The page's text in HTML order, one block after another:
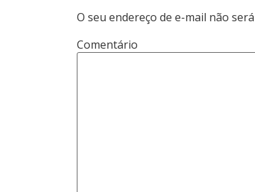
O seu endereço de e-mail não
Comentário